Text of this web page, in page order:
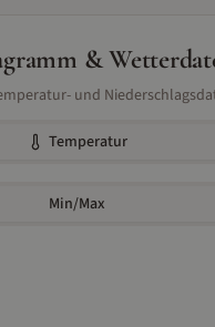
&
und
Temperatur
Min/Max